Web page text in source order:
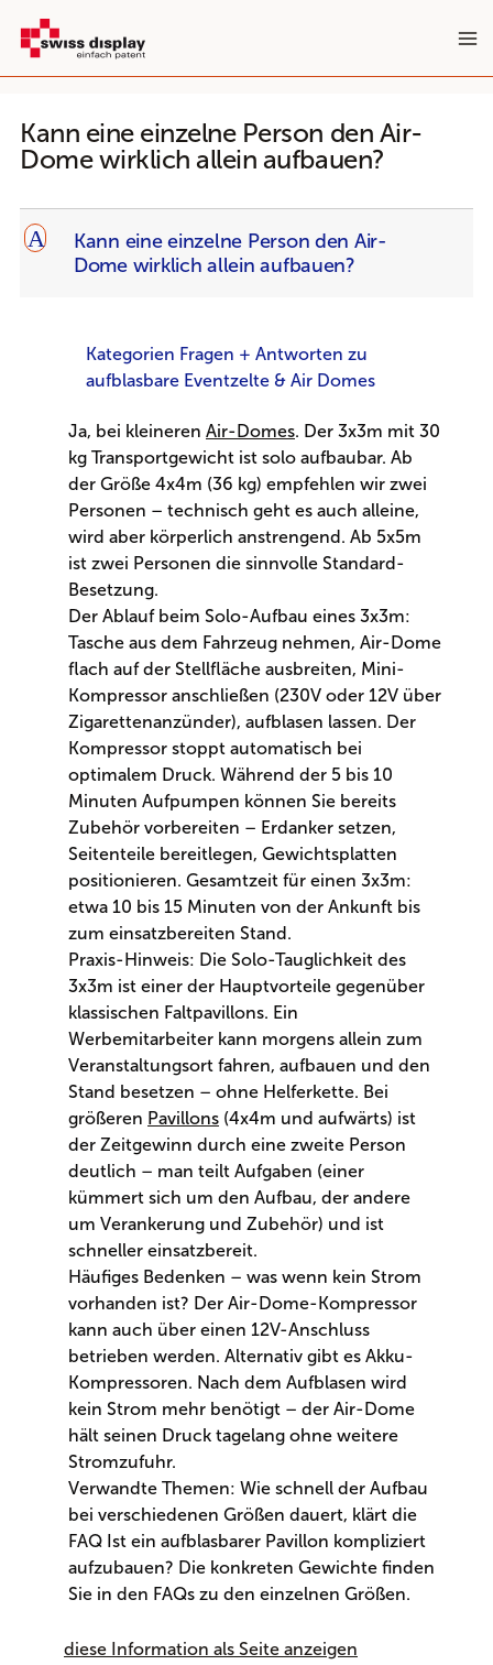
Inhalt
springen
Kann eine einzelne Person den Air-
Dome wirklich allein aufbauen?
A
Kann eine einzelne Person den Air-
Dome wirklich allein aufbauen?
Kategorien Fragen + Antworten zu
aufblasbare Eventzelte & Air Domes
Ja, bei kleineren Air-Domes. Der 3x3m mit 30
kg Transportgewicht ist solo aufbaubar. Ab
der Größe 4x4m (36 kg) empfehlen wir zwei
Personen – technisch geht es auch alleine,
wird aber körperlich anstrengend. Ab 5x5m
ist zwei Personen die sinnvolle Standard-
Besetzung.
Der Ablauf beim Solo-Aufbau eines 3x3m:
Tasche aus dem Fahrzeug nehmen, Air-Dome
flach auf der Stellfläche ausbreiten, Mini-
Kompressor anschließen (230V oder 12V über
Zigarettenanzünder), aufblasen lassen. Der
Kompressor stoppt automatisch bei
optimalem Druck. Während der 5 bis 10
Minuten Aufpumpen können Sie bereits
Zubehör vorbereiten – Erdanker setzen,
Seitenteile bereitlegen, Gewichtsplatten
positionieren. Gesamtzeit für einen 3x3m:
etwa 10 bis 15 Minuten von der Ankunft bis
zum einsatzbereiten Stand.
Praxis-Hinweis: Die Solo-Tauglichkeit des
3x3m ist einer der Hauptvorteile gegenüber
klassischen Faltpavillons. Ein
Werbemitarbeiter kann morgens allein zum
Veranstaltungsort fahren, aufbauen und den
Stand besetzen – ohne Helferkette. Bei
größeren Pavillons (4x4m und aufwärts) ist
der Zeitgewinn durch eine zweite Person
deutlich – man teilt Aufgaben (einer
kümmert sich um den Aufbau, der andere
um Verankerung und Zubehör) und ist
schneller einsatzbereit.
Häufiges Bedenken – was wenn kein Strom
vorhanden ist? Der Air-Dome-Kompressor
kann auch über einen 12V-Anschluss
betrieben werden. Alternativ gibt es Akku-
Kompressoren. Nach dem Aufblasen wird
kein Strom mehr benötigt – der Air-Dome
hält seinen Druck tagelang ohne weitere
Stromzufuhr.
Verwandte Themen: Wie schnell der Aufbau
bei verschiedenen Größen dauert, klärt die
FAQ Ist ein aufblasbarer Pavillon kompliziert
aufzubauen? Die konkreten Gewichte finden
Sie in den FAQs zu den einzelnen Größen.
diese Information als Seite anzeigen